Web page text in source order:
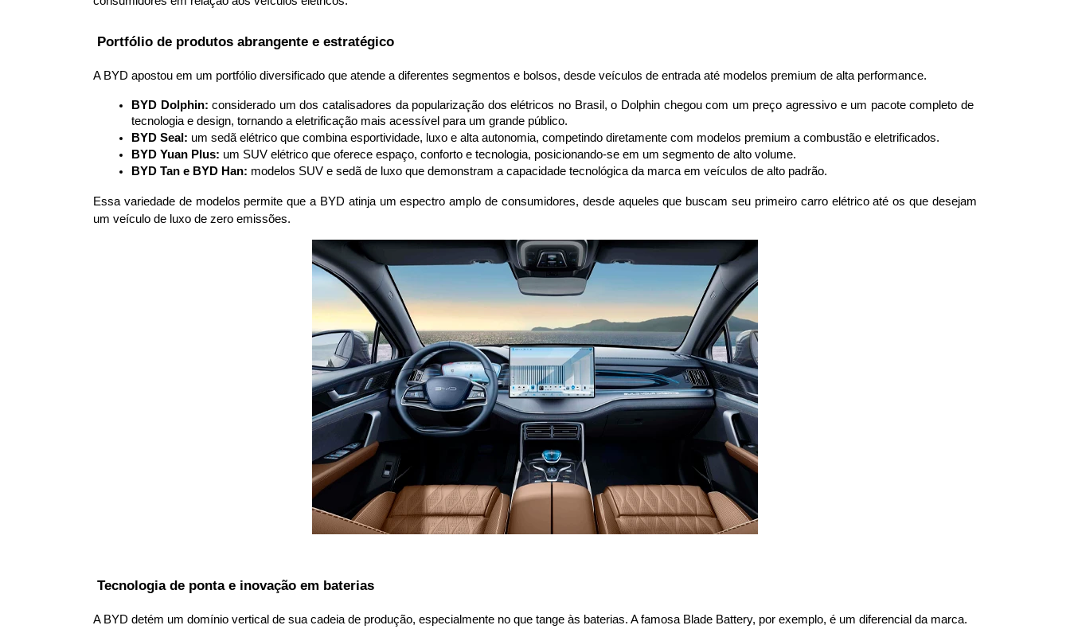
Portfólio de produtos abrangente e estratégico
A BYD apostou em um portfólio diversificado que atende a diferentes segmentos e bolsos, desde veículos de entrada até modelos premium de alta performance.
BYD Dolphin: considerado um dos catalisadores da popularização dos elétricos no Brasil, o Dolphin chegou com um preço agressivo e um pacote completo de
tecnologia e design, tornando a eletrificação mais acessível para um grande público.
BYD Seal: um sedã elétrico que combina esportividade, luxo e alta autonomia, competindo diretamente com modelos premium a combustão e eletrificados.
BYD Yuan Plus: um SUV elétrico que oferece espaço, conforto e tecnologia, posicionando-se em um segmento de alto volume.
BYD Tan e BYD Han: modelos SUV e sedã de luxo que demonstram a capacidade tecnológica da marca em veículos de alto padrão.
Essa variedade de modelos permite que a BYD atinja um espectro amplo de consumidores, desde aqueles que buscam seu primeiro carro elétrico até os que desejam
um veículo de luxo de zero emissões.
Tecnologia de ponta e inovação em baterias
A BYD detém um domínio vertical de sua cadeia de produção, especialmente no que tange às baterias. A famosa Blade Battery, por exemplo, é um diferencial da marca.